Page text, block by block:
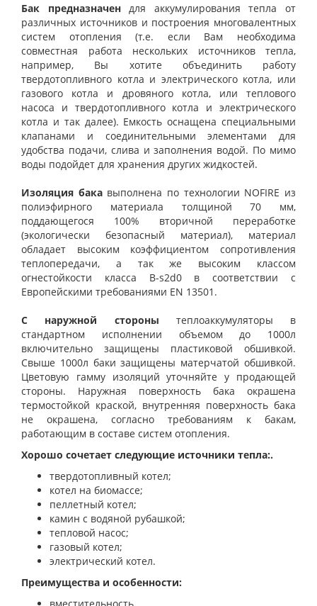
Бак предназначендля аккумулирования тепла от
различных источников и построения многовалентных
систем отопления (т.е. если Вам необходима
совместная работа нескольких источников тепла,
например, Вы хотите объединить работу
твердотопливного котла и электрического котла, или
газового котла и дровяного котла, или теплового
насоса и твердотопливного котла и электрического
котла и так далее). Емкость оснащена специальными
клапанами и соединительными элементами для
удобства подачи, слива и заполнения водой. По мимо
воды подойдет для хранения других жидкостей.
Изоляция бакавыполнена по технологии NOFIRE из
полиэфирного материала толщиной 70 мм,
поддающегося 100% вторичной переработке
(экологически безопасный материал), материал
обладает высоким коэффициентом сопротивления
теплопередачи, а так же высоким классом
огнестойкости класса B-s2d0 в соответствии с
Европейскими требованиями EN 13501.
С наружной стороны теплоаккумуляторы в
стандартном исполнении объемом до 1000л
включительно защищены пластиковой обшивкой.
Свыше 1000л баки защищены матерчатой обшивкой.
Цветовую гамму изоляций уточняйте у продающей
стороны. Наружная поверхность бака окрашена
термостойкой краской, внутренняя поверхность бака
не окрашена, согласно требованиям к бакам,
работающим в составе систем отопления.
Хорошо сочетает следующие источники тепла:.
твердотопливный котел;
котел на биомассе;
пеллетный котел;
камин с водяной рубашкой;
тепловой насос;
газовый котел;
электрический котел.
Преимущества и особенности: